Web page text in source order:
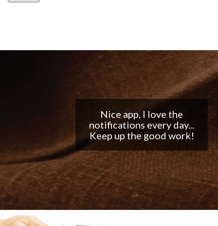
Nice app, I love the
notifications every day...
Keep up the good work!